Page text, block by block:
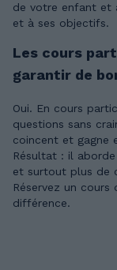
de votre enfant et
et à ses objectifs.
Les cours
garantir de
Oui. En cours
questions sans
coincent et gagne
Résultat : il
et surtout plus de
Réservez un
différence.